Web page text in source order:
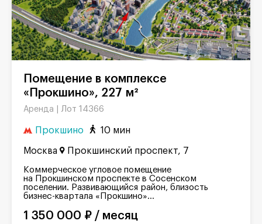
«Прокшино», 227 м²
Аренда | Лот 14366
Прокшино 10 мин
Москва Прокшинский проспект, 7
Коммерческое угловое помещение
на Прокшинском проспекте в Сосенском
поселении. Развивающийся район, близость
бизнес-квартала «Прокшино»...
1 350 000 ₽ / месяц